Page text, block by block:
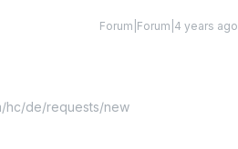
Forum|Forum|4 years ago
hc/de/requests/new